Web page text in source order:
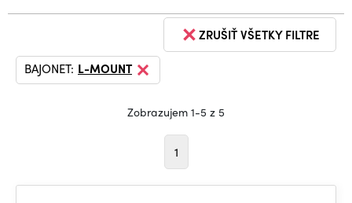
ZRUŠIŤ VŠETKY FILTRE
BAJONET: L-MOUNT
Zobrazujem 1-5 z 5
1